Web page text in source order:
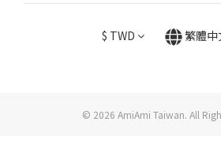
$ TWD 繁體中
© 2026 AmiAmi Taiwan. All